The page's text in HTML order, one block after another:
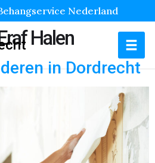
Nederland
Halen
in Dordrecht